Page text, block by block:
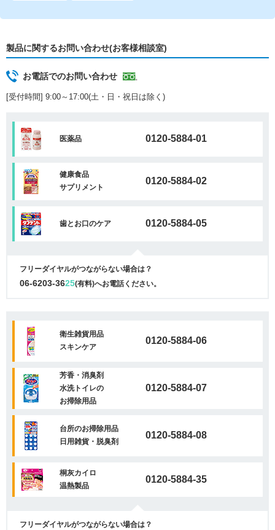
製品に関するお問い合わせ(お客様相談室)
お電話でのお問い合わせ
[受付時間] 9:00～17:00(土・日・祝日は除く)
医薬品 0120-5884-01
健康食品
サプリメント
0120-5884-02
歯とお口のケア 0120-5884-05
フリーダイヤルがつながらない場合は？
06-6203-3625(有料)へお電話ください。
衛生雑貨用品
スキンケア
0120-5884-06
芳香・消臭剤
水洗トイレの
お掃除用品
0120-5884-07
台所のお掃除用品
日用雑貨・脱臭剤
0120-5884-08
桐灰カイロ
温熱製品
0120-5884-35
フリーダイヤルがつながらない場合は？